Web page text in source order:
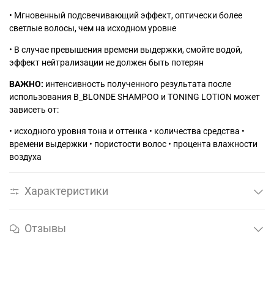
• Мгновенный подсвечивающий эффект, оптически более
светлые волосы, чем на исходном уровне
• В случае превышения времени выдержки, смойте водой,
эффект нейтрализации не должен быть потерян
ВАЖНО: интенсивность полученного результата после
использования B_BLONDE SHAMPOO и TONING LOTION может
зависеть от:
• исходного уровня тона и оттенка • количества средства •
времени выдержки • пористости волос • процента влажности
воздуха
Характеристики
Отзывы